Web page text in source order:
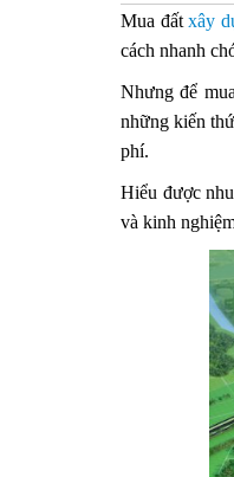
Mua đấtxây
cách nhanh
Nhưng để
những kiến
phí.
Hiểu được
và kinh